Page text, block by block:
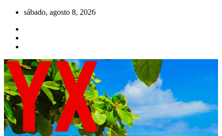
Saltar
contenido
sábado, agosto 8, 2026